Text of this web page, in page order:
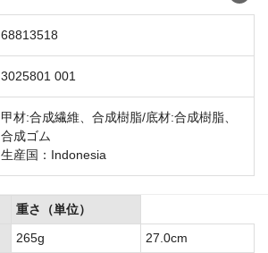
68813518
3025801 001
甲材:合成繊維、合成樹脂/底材:合成樹脂、
合成ゴム
生産国：Indonesia
重さ（単位）
265g
27.0cm